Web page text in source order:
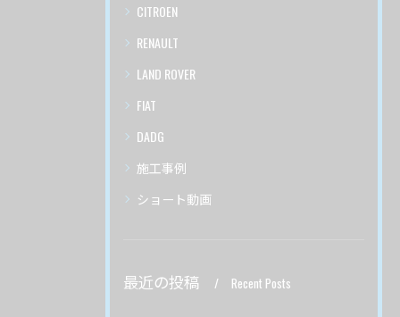
CITROEN
RENAULT
LAND ROVER
FIAT
DADG
施工事例
ショート動画
最近の投稿 Recent Posts